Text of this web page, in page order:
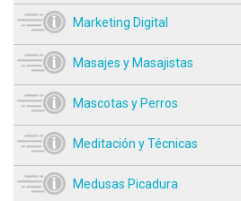
Marketing Digital
Masajes y Masajistas
Mascotas y Perros
Meditación y Técnicas
Medusas Picadura